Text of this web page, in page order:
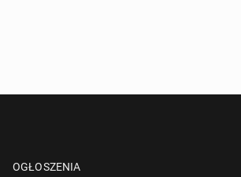
OGŁOSZENIA